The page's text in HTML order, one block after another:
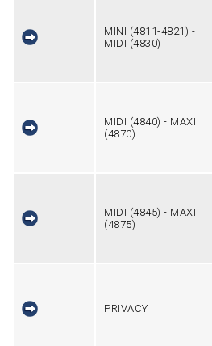
MINI (4811-4821) -
MIDI (4830)
MIDI (4840) - MAXI
(4870)
MIDI (4845) - MAXI
(4875)
PRIVACY